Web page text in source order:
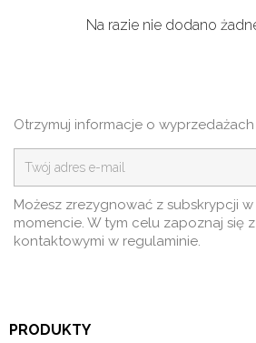
Na razie nie dodano
Otrzymuj informacje o wyprzedażach
Możesz zrezygnować z subskrypcji
momencie. W tym celu zapoznaj się
kontaktowymi w regulaminie.
PRODUKTY